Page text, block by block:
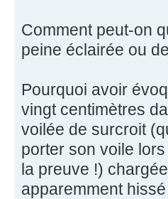
Comment peut-on
peine éclairée ou
Pourquoi avoir
vingt centimètres
voilée de surcroit
porter son voile
la preuve !)
apparemment